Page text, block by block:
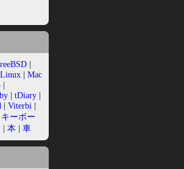
|
Linux | Mac
|
| tDiary |
| Viterbi |
キーボー
| 本 | 車